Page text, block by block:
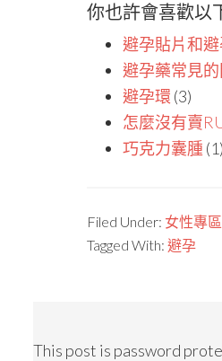
你也許會喜歡以
避孕貼片和避
避孕藥常見
避孕環 (3)
怎麼沒有賣
巧克力囊腫 (1)
Filed Under: 女性專區
Tagged With: 避孕
This post is password